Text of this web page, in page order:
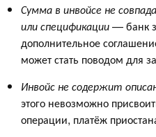
Сумма в инвойсе не
или спецификации— банк
дополнительное
может стать поводом для
Инвойс не содержит
этого невозможно
операции, платёж